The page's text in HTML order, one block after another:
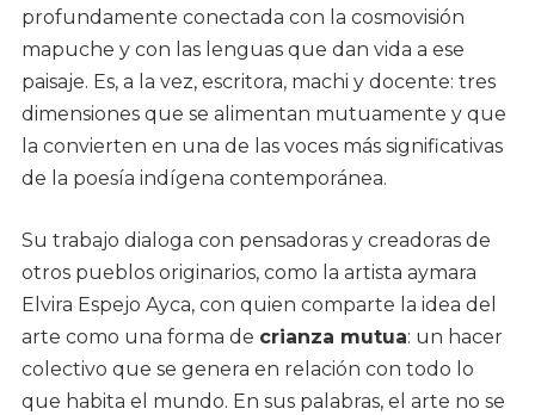
profundamente conectada con la cosmovisión
mapuche y con las lenguas que dan vida a ese
paisaje. Es, a la vez, escritora, machi y docente: tres
dimensiones que se alimentan mutuamente y que
la convierten en una de las voces más significativas
de la poesía indígena contemporánea.
Su trabajo dialoga con pensadoras y creadoras de
otros pueblos originarios, como la artista aymara
Elvira Espejo Ayca, con quien comparte la idea del
arte como una forma de crianza mutua: un hacer
colectivo que se genera en relación con todo lo
que habita el mundo. En sus palabras, el arte no se